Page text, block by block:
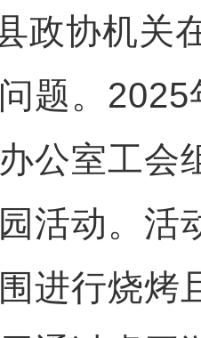
协机关
题。
公室工会
活动。活
进行烧烤